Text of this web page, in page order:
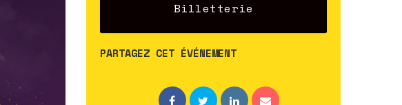
Billetterie
PARTAGEZ CET ÉVÉNEMENT